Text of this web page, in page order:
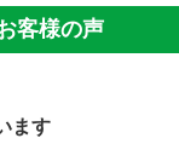
客様の声
ます